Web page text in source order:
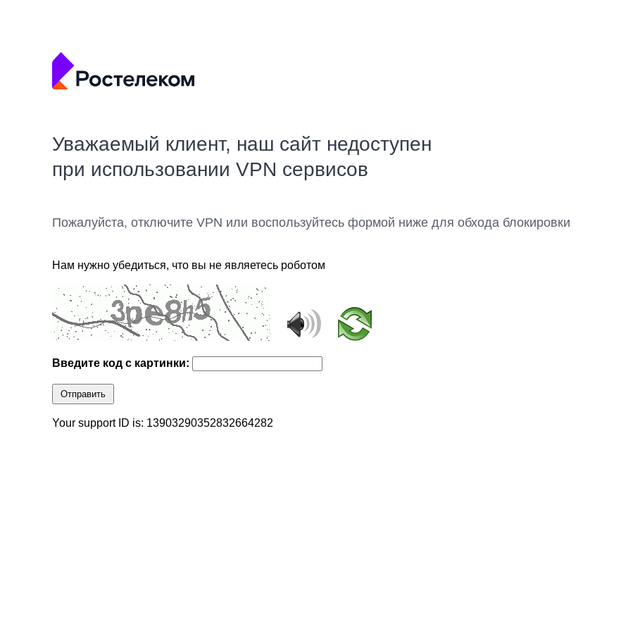
Уважаемый клиент, наш сайт недоступен
при использовании VPN сервисов
Пожалуйста, отключите VPN или воспользуйтесь формой ниже для обхода блокировки
Нам нужно убедиться, что вы не являетесь роботом
Введите код с картинки:
Отправить
Your support ID is: 13903290352832664282